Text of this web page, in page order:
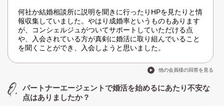
何社か結婚相談所に説明を聞きに行ったりHPを見たりと情
報収集していました。やはり成婚率というものもあります
が、コンシェルジュがついてサポートしていただける点
や、入会されている方が真剣に婚活に取り組んでいること
を聞くことができ、入会しようと思いました。
他の会員様の回答を見る
パートナーエージェントで婚活を始めるにあたり不安な
点はありましたか？